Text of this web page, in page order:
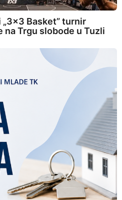
Basket” turnir
Trgu slobode u Tuzli